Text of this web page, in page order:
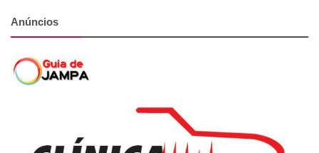
Anúncios